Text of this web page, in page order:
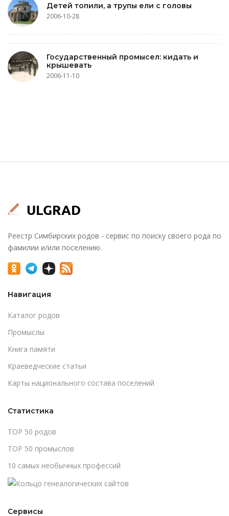
Детей топили, а трупы ели с головы
2006-10-28
Государственный промысел: кидать и
крышевать
2006-11-10
Реестр Симбирских родов - сервис по поиску своего рода по
фамилии и/или поселению.
Навигация
Каталог родов
Промыслы
Книга памяти
Краеведческие статьи
Карты национального состава поселений
Статистика
TOP 50 родов
TOP 50 промыслов
10 самых необычных профессий
Сервисы